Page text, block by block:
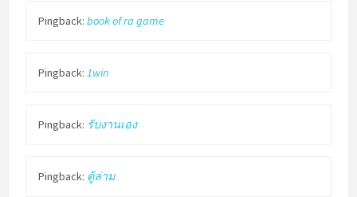
Pingback: book of ra game
Pingback: 1win
Pingback: รับงานเอง
Pingback: ตู้ล่าม